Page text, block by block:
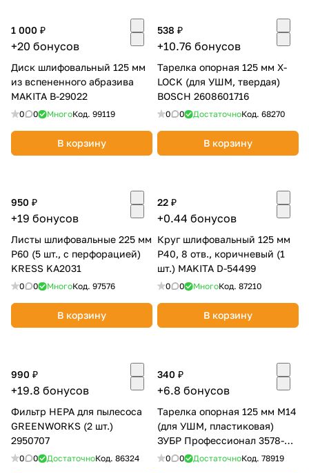
1 000 ₽
+20 бонусов
Диск шлифовальный 125 мм
из вспененного абразива
MAKITA B-29022
0 0 МногоКод. 99119
В корзину
538 ₽
+10.76 бонусов
Тарелка опорная 125 мм X-
LOCK (для УШМ, твердая)
BOSCH 2608601716
0 0 ДостаточноКод. 68270
В корзину
950 ₽
+19 бонусов
Листы шлифовальные 225 мм
P60 (5 шт., с перфорацией)
KRESS KA2031
0 0 МногоКод. 97576
В корзину
22 ₽
+0.44 бонусов
Круг шлифовальный 125 мм
P40, 8 отв., коричневый (1
шт.) MAKITA D-54499
0 0 МногоКод. 87210
В корзину
990 ₽
+19.8 бонусов
Фильтр HEPA для пылесоса
GREENWORKS (2 шт.)
2950707
0 0 ДостаточноКод. 86324
340 ₽
+6.8 бонусов
Тарелка опорная 125 мм М14
(для УШМ, пластиковая)
ЗУБР Профессионал 3578-
125
0 0 ДостаточноКод. 78919
раз в 2 недели